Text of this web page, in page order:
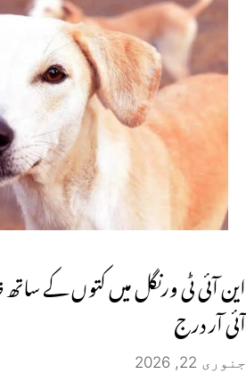
این آئی ٹی ورنگل میں کتوں کے
آئی آر درج
جنوری 22, 2026